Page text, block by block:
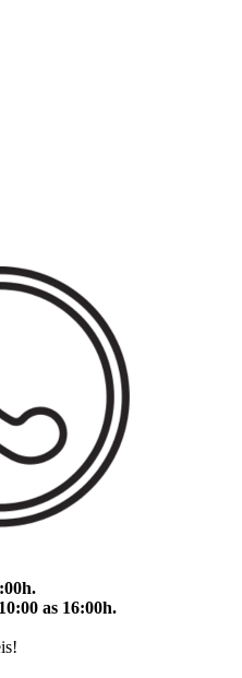
as 16:00h.